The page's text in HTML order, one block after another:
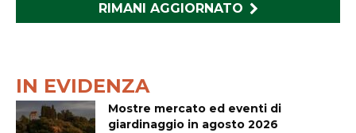
RIMANI AGGIORNATO
IN EVIDENZA
Mostre mercato ed eventi di
giardinaggio in agosto 2026